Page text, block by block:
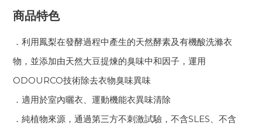
商品特色
．利用鳳梨在發酵過程中產生的天然酵素及有機酸洗滌衣
物，並添加由天然大豆提煉的臭味中和因子，運用
ODOURCO技術除去衣物臭味異味
．適用於室內曬衣、運動機能衣異味清除
．純植物來源，通過第三方不刺激試驗，不含SLES、不含